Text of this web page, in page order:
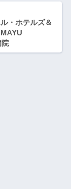
・ホテルズ＆